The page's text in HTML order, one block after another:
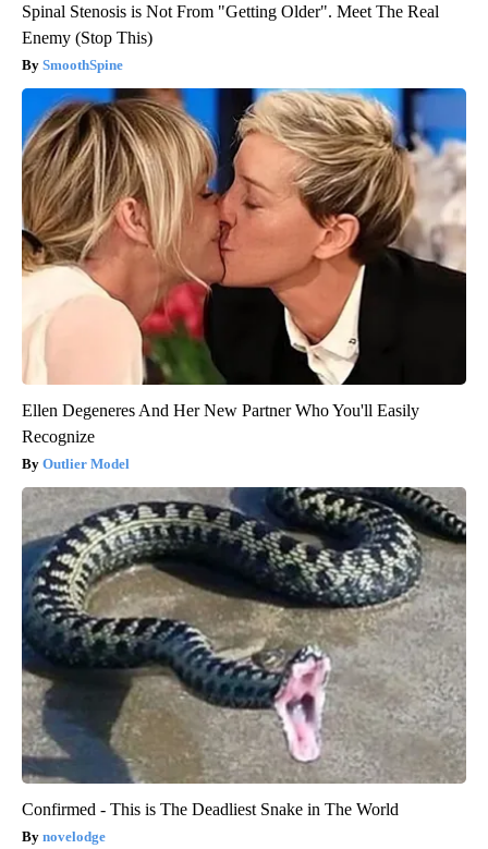
Spinal Stenosis is Not From "Getting Older". Meet The Real
Enemy (Stop This)
SmoothSpine
Ellen Degeneres And Her New Partner Who You'll Easily
Recognize
Outlier Model
Confirmed - This is The Deadliest Snake in The World
novelodge